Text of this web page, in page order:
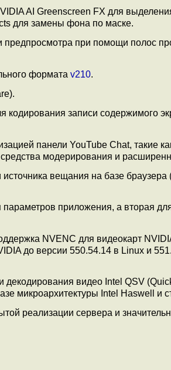
AI Greenscreen FX для
для замены фона по маске.
при помощи полос
формата v210.
записи содержимого
панели YouTube Chat, такие
модерирования и
вещания на базе браузера
приложения, а вторая
NVENC для видеокарт
до версии 550.54.14 в Linux и
декодирования видео Intel QSV
микроархитектуры Intel Haswell и
реализации сервера и